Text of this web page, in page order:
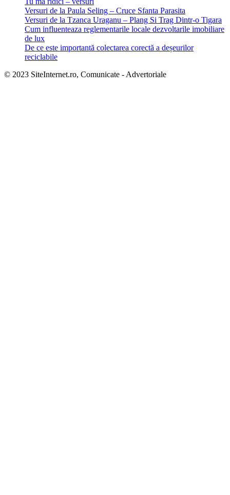
Versuri de la Paula Seling – Cruce Sfanta Parasita
Versuri de la Tzanca Uraganu – Plang Si Trag Dintr-o Tigara
Cum influenteaza reglementarile locale dezvoltarile imobiliare
de lux
De ce este importantă colectarea corectă a deșeurilor
reciclabile
© 2023 SiteInternet.ro, Comunicate - Advertoriale